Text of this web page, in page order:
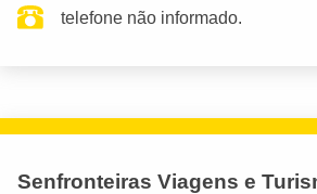
telefone não informado.
Senfronteiras Viagens e